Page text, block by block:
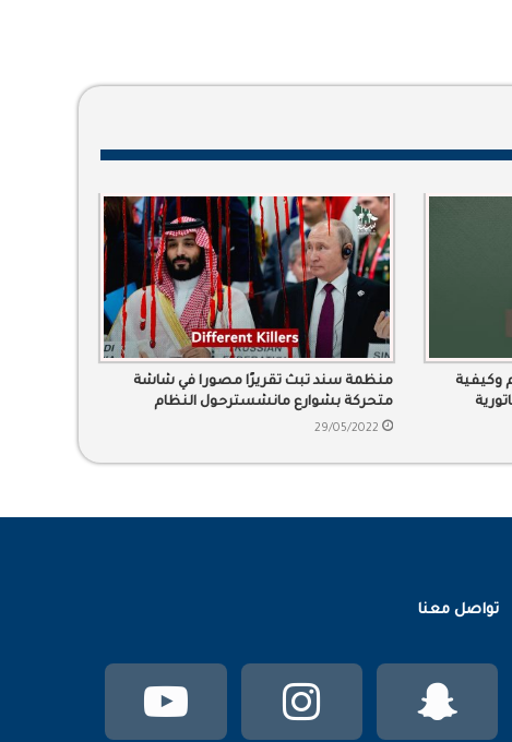
وكيفية
منظمة سند تبث تقريرًا مصورا في شاشة
متحركة بشوارع مانشسترحول النظام
الديكتاتوري
29/05/2022
تواصل معنا
يوتيوبانستقرام سناب